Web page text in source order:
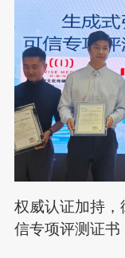
权威认证加持
信专项评测证书